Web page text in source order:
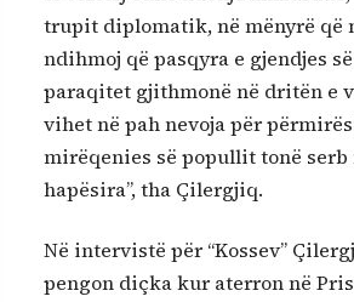
trupit diplomatik, në mënyrë që
ndihmoj që pasqyra e gjendjes
paraqitet gjithmonë në dritën e
vihet në pah nevoja për
mirëqenies së popullit tonë serb
hapësira”, tha Çilergjiq.
Në intervistë për “Kossev”
pengon diçka kur aterron në